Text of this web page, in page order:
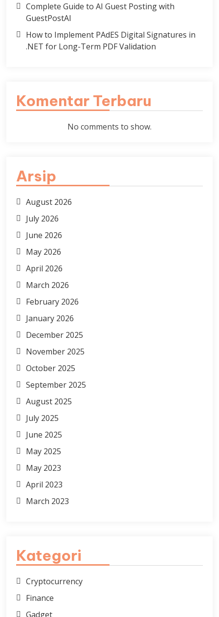
Complete Guide to AI Guest Posting with
GuestPostAI
How to Implement PAdES Digital Signatures in
.NET for Long-Term PDF Validation
Komentar Terbaru
No comments to show.
Arsip
August 2026
July 2026
June 2026
May 2026
April 2026
March 2026
February 2026
January 2026
December 2025
November 2025
October 2025
September 2025
August 2025
July 2025
June 2025
May 2025
May 2023
April 2023
March 2023
Kategori
Cryptocurrency
Finance
Gadget